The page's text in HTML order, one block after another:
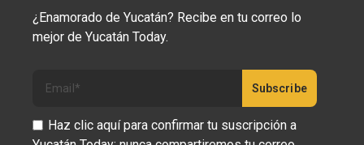
¿Enamorado de Yucatán? Recibe en tu correo lo
mejor de Yucatán Today.
Haz clic aquí para confirmar tu suscripción a